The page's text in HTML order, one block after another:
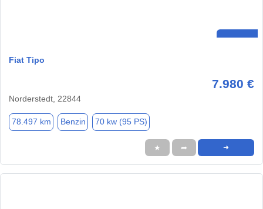
Fiat Tipo
7.980 €
Norderstedt, 22844
78.497 km Benzin 70 kw (95 PS)
★ ➦ ➜